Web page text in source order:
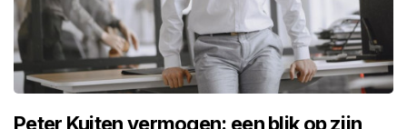
Peter Kuiten vermogen: een blik op zijn